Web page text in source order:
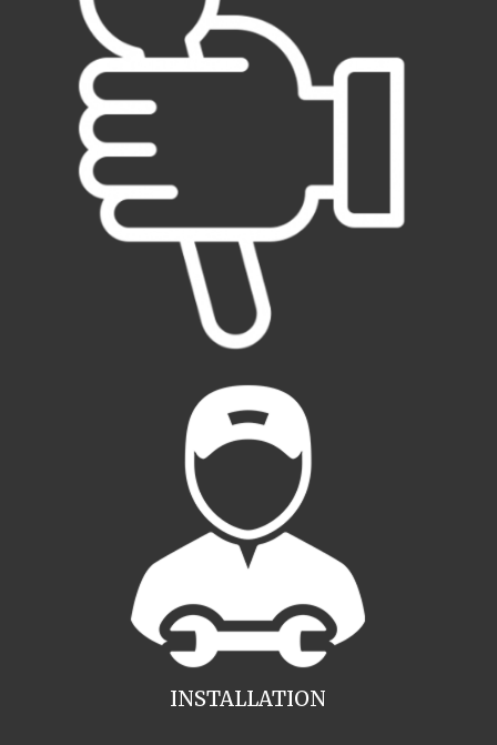
INSTALLATION